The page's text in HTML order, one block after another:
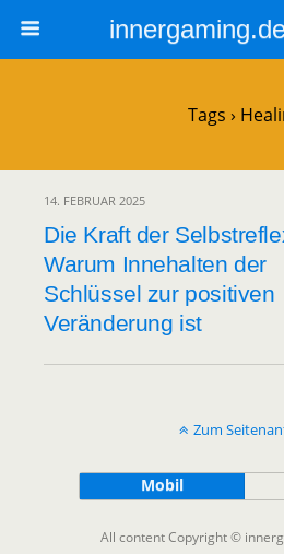
Tags ›
14. FEBRUAR 2025
Die Kraft der
Warum Innehalten der
Schlüssel zur positiven
Veränderung ist
Zum
Mobil
All content Copyright ©